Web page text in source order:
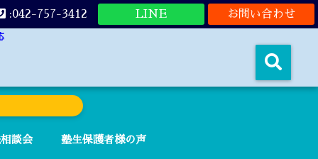
お問い合わせ
LINE
:042-757-3412
談会 塾生保護者様の声